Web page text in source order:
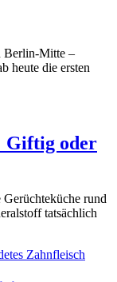
Berlin-Mitte –
heute die ersten
Giftig oder
rund
tatsächlich